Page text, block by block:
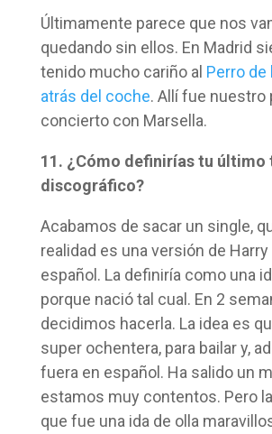
Últimamente parece que nos
quedando sin ellos. En Madrid
tenido mucho cariño al Perro de
atrás del coche. Allí fue nuestro
concierto con Marsella.
11. ¿Cómo definirías tu último
discográfico?
Acabamos de sacar un single,
realidad es una versión de
español. La definiría como una
porque nació tal cual. En 2
decidimos hacerla. La idea es
super ochentera, para bailar y,
fuera en español. Ha salido un
estamos muy contentos. Pero
que fue una ida de olla